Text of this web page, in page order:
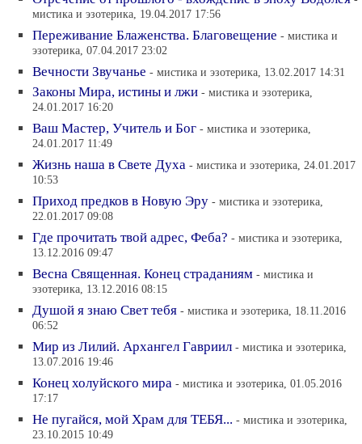
мистика и эзотерика, 19.04.2017 17:56
Переживание Блаженства. Благовещение - мистика и
эзотерика, 07.04.2017 23:02
Вечности Звучанье - мистика и эзотерика, 13.02.2017 14:31
Законы Мира, истины и лжи - мистика и эзотерика,
24.01.2017 16:20
Ваш Мастер, Учитель и Бог - мистика и эзотерика,
24.01.2017 11:49
Жизнь наша в Свете Духа - мистика и эзотерика, 24.01.2017
10:53
Приход предков в Новую Эру - мистика и эзотерика,
22.01.2017 09:08
Где прочитать твой адрес, Феба? - мистика и эзотерика,
13.12.2016 09:47
Весна Священная. Конец страданиям - мистика и
эзотерика, 13.12.2016 08:15
Душой я знаю Свет тебя - мистика и эзотерика, 18.11.2016
06:52
Мир из Лилий. Архангел Гавриил - мистика и эзотерика,
13.07.2016 19:46
Конец холуйского мира - мистика и эзотерика, 01.05.2016
17:17
Не пугайся, мой Храм для ТЕБЯ... - мистика и эзотерика,
23.10.2015 10:49